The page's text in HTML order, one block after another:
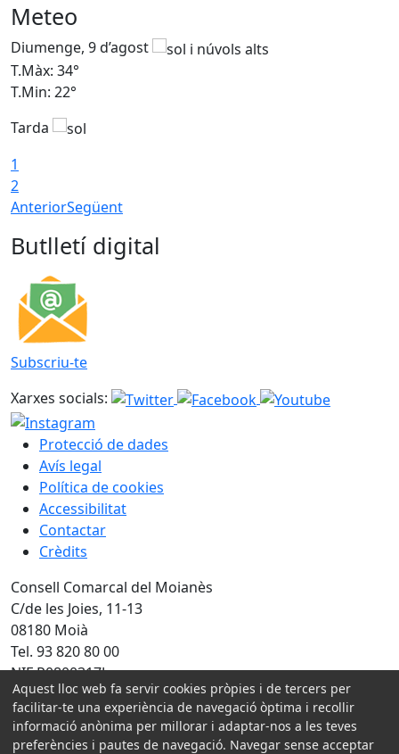
Meteo
Diumenge, 9 d’agost
T.Màx: 34°
T.Min: 22°
Tarda
1
2
AnteriorSegüent
Butlletí digital
Subscriu-te
Xarxes socials:
Protecció de dades
Avís legal
Política de cookies
Accessibilitat
Contactar
Crèdits
Consell Comarcal del Moianès
C/de les Joies, 11-13
08180 Moià
Tel. 93 820 80 00
NIF P0800317J
Amb la col·laboració de:
Aquest lloc web fa servir cookies pròpies i de tercers per
facilitar-te una experiència de navegació òptima i recollir
informació anònima per millorar i adaptar-nos a les teves
preferències i pautes de navegació. Navegar sense acceptar